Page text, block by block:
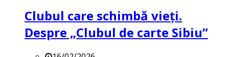
Clubul care schimbă vieți.
Despre „Clubul de carte Sibiu”